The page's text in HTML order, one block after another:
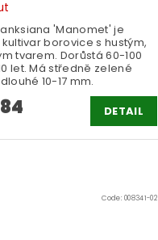
'Manomet' je
borovice s hustým,
tvarem. Dorůstá 60-100
let. Má středně zelené
10-17 mm.
DETAIL
Code:008341-02